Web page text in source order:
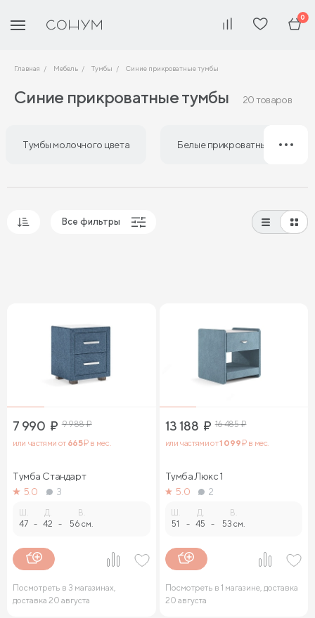
0
Главная Мебель Тумбы Синие прикроватные тумбы
Синие прикроватные тумбы 20 товаров
Тумбы молочного цвета Белые прикроватные тумбы
Все фильтры
7 990 ₽ 9 988₽
или частями от 665₽ в мес.
Тумба Стандарт
5.0
3
Ш.
47 -
Д.
42 -
В.
56 см.
Посмотреть в 3 магазинах,
доставка 20 августа
13 188 ₽ 16 485₽
или частями от1 099₽ в мес.
Тумба Люкс 1
5.0
2
Ш.
51 -
Д.
45 -
В.
53 см.
Посмотреть в 1 магазине, доставка
20 августа